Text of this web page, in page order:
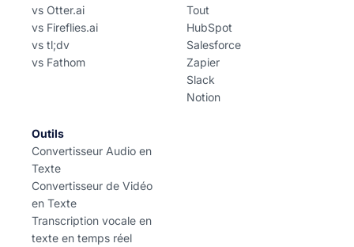
vs Otter.ai
vs Fireflies.ai
vs tl;dv
vs Fathom
Tout
HubSpot
Salesforce
Zapier
Slack
Notion
Outils
Convertisseur Audio en
Texte
Convertisseur de Vidéo
en Texte
Transcription vocale en
texte en temps réel